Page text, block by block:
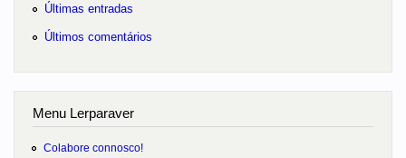
Últimas entradas
Últimos comentários
Menu Lerparaver
Colabore connosco!